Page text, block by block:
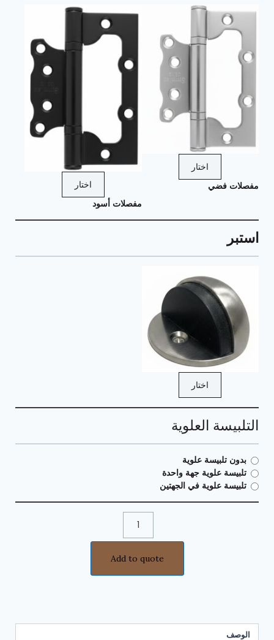
اختار
مفصلات فضي اختار
مفصلات أسود
استبر
اختار
التلبيسة العلوية
بدون تلبيسة علوية
تلبيسة علوية جهة واحدة
تلبيسة علوية في الجهتين
Add to quote
الوصف